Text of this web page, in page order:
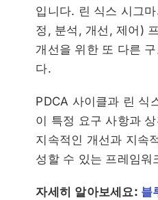
입니다. 린 식스 시그
정, 분석, 개선, 제어)
개선을 위한 또 다른
다.
PDCA 사이클과 린 식
이 특정 요구 사항과
지속적인 개선과 지속
성할 수 있는 프레임워
자세히 알아보세요: 블